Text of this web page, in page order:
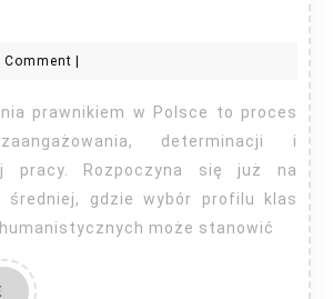
Comment
determinacji i
pracy. Rozpoczyna się już na
średniej, gdzie wybór profilu klas
może stanowić
READ